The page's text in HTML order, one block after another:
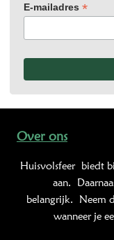
E-mailadres *
Over ons
Huisvolsfeer biedt
aan.
belangrijk. Neem
wanneer je